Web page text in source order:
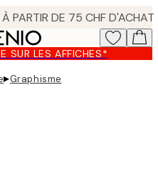
SUR LES AFFICHES*
▸Graphisme